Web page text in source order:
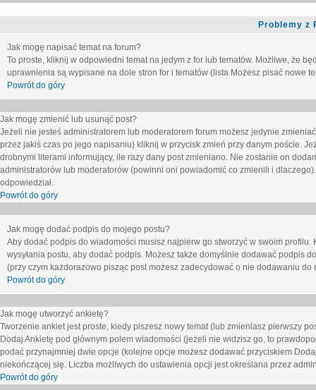
Problemy z
Jak mogę napisać temat na forum?
To proste, kliknij w odpowiedni temat na jedym z for lub tematów. Możliwe, że
uprawnienia są wypisane na dole stron for i tematów (lista Możesz pisać nowe
Powrót do góry
Jak mogę zmienić lub usunąć post?
Jeżeli nie jesteś administratorem lub moderatorem forum możesz jedynie
przez jakiś czas po jego napisaniu) kliknij w przycisk zmień przy danym poście.
drobnymi literami informujący, ile razy dany post zmieniano. Nie zostanie on
administratorów lub moderatorów (powinni oni powiadomić co zmienili i
odpowiedział.
Powrót do góry
Jak mogę dodać podpis do mojego postu?
Aby dodać podpis do wiadomości musisz najpierw go stworzyć w swoim
wysyłania postu, aby dodać podpis. Możesz także domyślnie dodawać podpis
(przy czym każdorazowo pisząc post możesz zadecydować o nie dodawaniu
Powrót do góry
Jak mogę utworzyć ankietę?
Tworzenie ankiet jest proste, kiedy piszesz nowy temat (lub zmieniasz pierwszy
Dodaj Ankietę pod głównym polem wiadomości (jeżeli nie widzisz go, to
podać przynajmniej dwie opcje (kolejne opcje możesz dodawać przyciskiem
niekończącej się. Liczba możliwych do ustawienia opcji jest określana przez
Powrót do góry